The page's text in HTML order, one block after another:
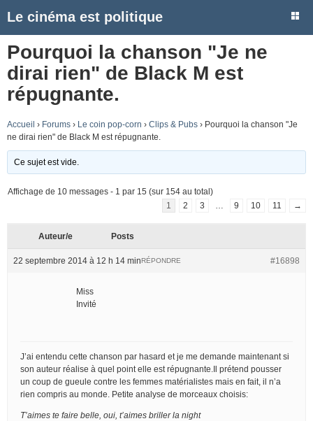
Le cinéma est politique
Pourquoi la chanson "Je ne
dirai rien" de Black M est
répugnante.
Accueil › Forums › Le coin pop-corn › Clips & Pubs › Pourquoi la chanson "Je
ne dirai rien" de Black M est répugnante.
Ce sujet est vide.
Affichage de 10 messages - 1 par 15 (sur 154 au total)
1
2 3 9 10 11 →
Auteur/e Posts
22 septembre 2014 à 12 h 14 min #16898
RÉPONDRE
Miss
Invité
J’ai entendu cette chanson par hasard et je me demande maintenant si
son auteur réalise à quel point elle est répugnante.Il prétend pousser
un coup de gueule contre les femmes matérialistes mais en fait, il n’a
rien compris au monde. Petite analyse de morceaux choisis:
T’aimes te faire belle, oui, t’aimes briller la night